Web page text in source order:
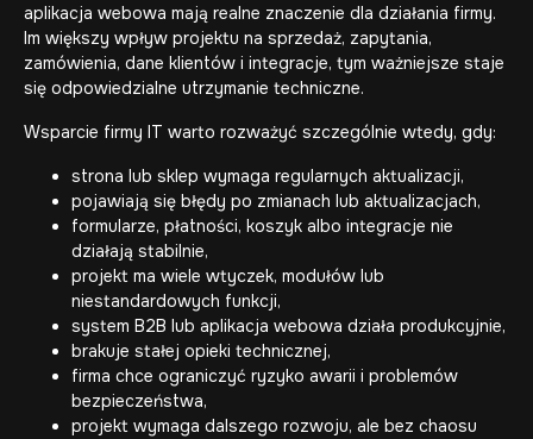
aplikacja webowa mają realne znaczenie dla działania firmy.
Im większy wpływ projektu na sprzedaż, zapytania,
zamówienia, dane klientów i integracje, tym ważniejsze staje
się odpowiedzialne utrzymanie techniczne.
Wsparcie firmy IT warto rozważyć szczególnie wtedy, gdy:
strona lub sklep wymaga regularnych aktualizacji,
pojawiają się błędy po zmianach lub aktualizacjach,
formularze, płatności, koszyk albo integracje nie
działają stabilnie,
projekt ma wiele wtyczek, modułów lub
niestandardowych funkcji,
system B2B lub aplikacja webowa działa produkcyjnie,
brakuje stałej opieki technicznej,
firma chce ograniczyć ryzyko awarii i problemów
bezpieczeństwa,
projekt wymaga dalszego rozwoju, ale bez chaosu